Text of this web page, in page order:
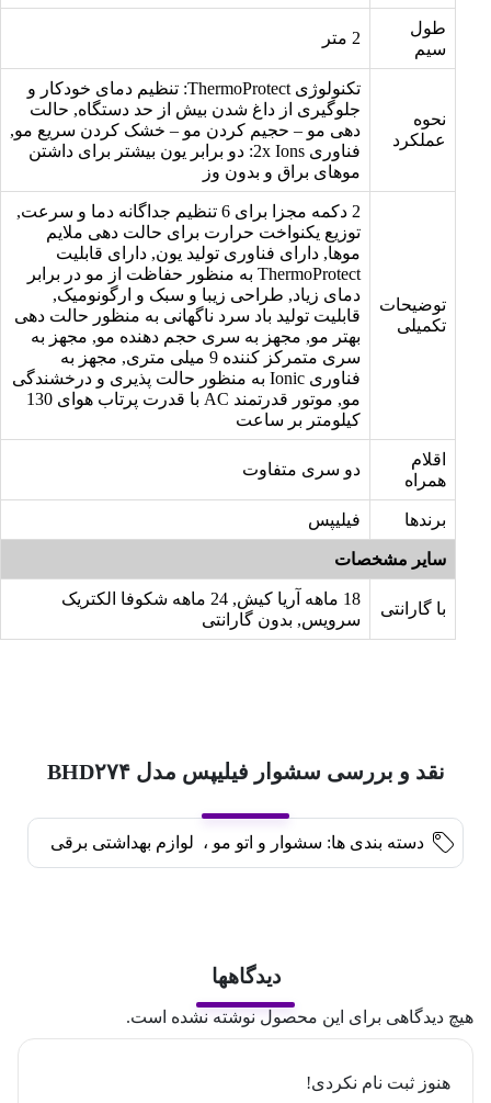
طول
سیم
نحوه
عملکرد
تکنولوژی ThermoProtect: تنظیم دمای خودکار و
جلوگیری از داغ شدن بیش از حد دستگاه, حالت
دهی مو – حجیم کردن مو – خشک کردن سریع مو,
فناوری 2x Ions: دو برابر یون بیشتر برای داشتن
موهای براق و بدون وز
توضیحات
تکمیلی
2 دکمه مجزا برای 6 تنظیم جداگانه دما و سرعت,
توزیع یکنواخت حرارت برای حالت دهی ملایم
موها, دارای فناوری تولید یون, دارای قابلیت
ThermoProtect به منظور حفاظت از مو در برابر
دمای زیاد, طراحی زیبا و سبک و ارگونومیک,
قابلیت تولید باد سرد ناگهانی به منظور حالت دهی
بهتر مو, مجهز به سری حجم دهنده مو, مجهز به
سری متمرکز کننده 9 میلی متری, مجهز به
فناوری Ionic به منظور حالت پذیری و درخشندگی
مو, موتور قدرتمند AC با قدرت پرتاب هوای 130
کیلومتر بر ساعت
اقلام
همراه
دو سری متفاوت
برندها فیلیپس
سایر مشخصات
با گارانتی
18 ماهه آریا کیش, 24 ماهه شکوفا الکتریک
سرویس, بدون گارانتی
نقد و بررسی سشوار فیلیپس مدل BHD۲۷۴
دسته بندی ها: سشوار و اتو مو ، لوازم بهداشتی برقی
دیدگاهها
هیچ دیدگاهی برای این محصول نوشته نشده است.
هنوز ثبت نام نکردی!